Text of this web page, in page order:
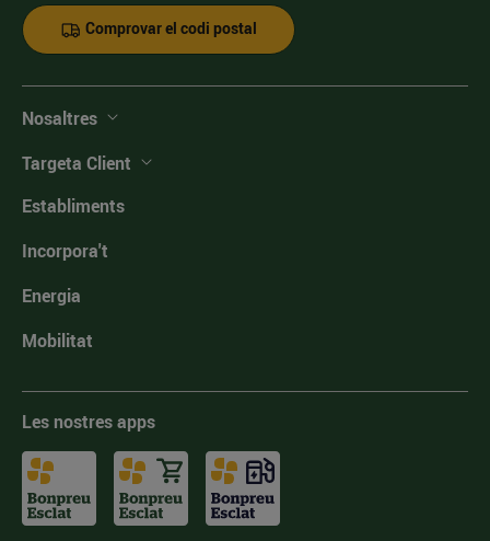
Comprovar el codi postal
Nosaltres
Targeta Client
Establiments
Incorpora't
Energia
Mobilitat
Les nostres apps